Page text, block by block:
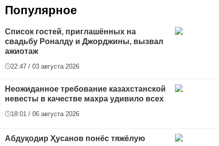
Популярное
Список гостей, приглашённых на
свадьбу Роналду и Джорджины, вызвал
ажиотаж
22:47 / 03 августа 2026
Неожиданное требование казахстанской
невесты в качестве махра удивило всех
18:01 / 06 августа 2026
Абдуқодир Ҳусанов понёс тяжёлую